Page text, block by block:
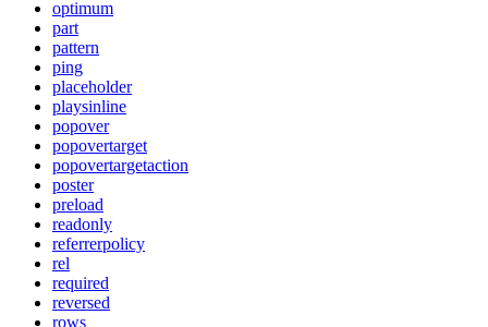
optimum
part
pattern
ping
placeholder
playsinline
popover
popovertarget
popovertargetaction
poster
preload
readonly
referrerpolicy
rel
required
reversed
rows